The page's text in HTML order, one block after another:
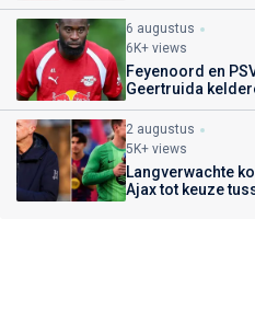
6 augustus
6K+ views
Feyenoord en
Geertruida
2 augustus
5K+ views
Langverwachte
Ajax tot keuze